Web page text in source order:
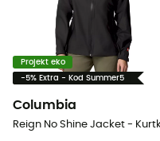
Projekt eko
-5% Extra - Kod Summer5
Columbia